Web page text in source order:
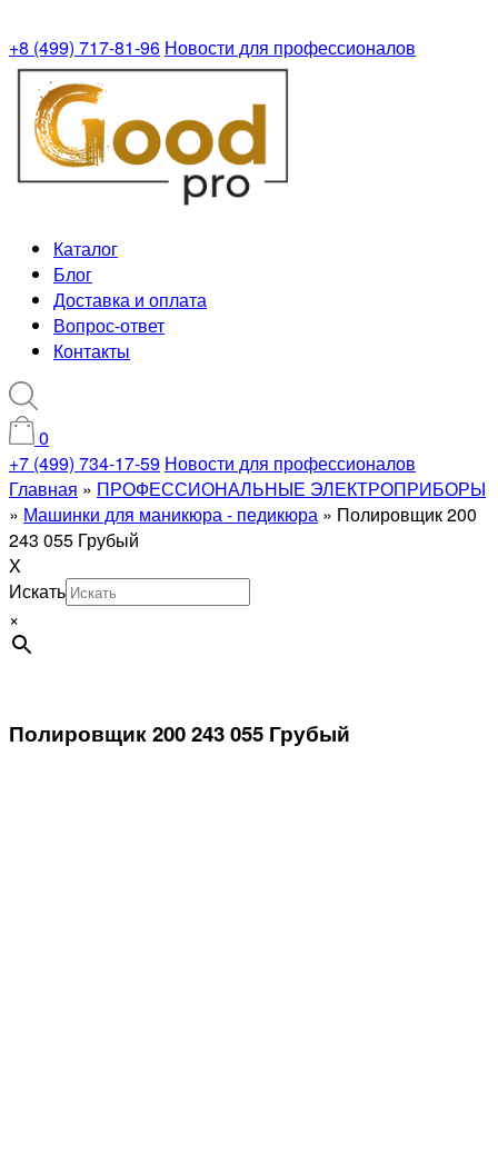
+8 (499) 717-81-96 Новости для профессионалов
Каталог
Блог
Доставка и оплата
Вопрос-ответ
Контакты
0
+7 (499) 734-17-59 Новости для профессионалов
Главная » ПРОФЕССИОНАЛЬНЫЕ ЭЛЕКТРОПРИБОРЫ
» Машинки для маникюра - педикюра » Полировщик 200
243 055 Грубый
X
Искать
×
Полировщик 200 243 055 Грубый